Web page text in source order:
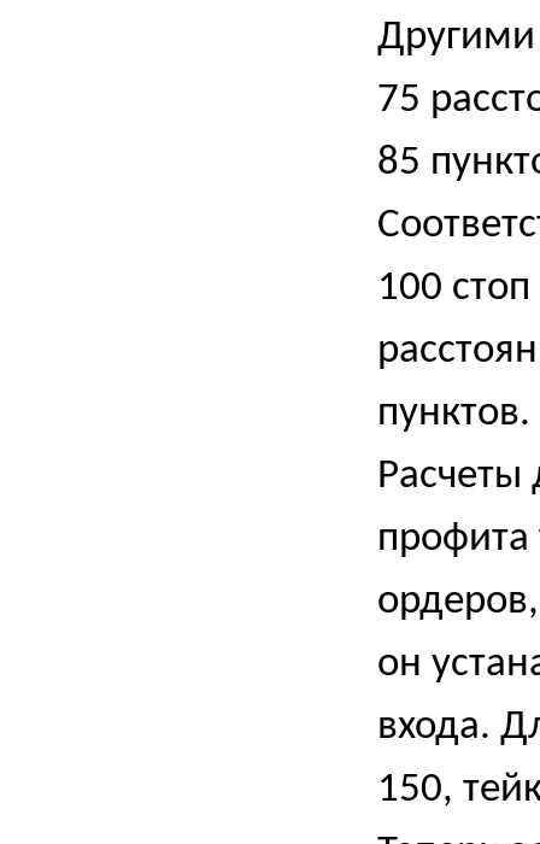
Другими
75
85
100
пунктов.
Расчеты
он
входа.
150,